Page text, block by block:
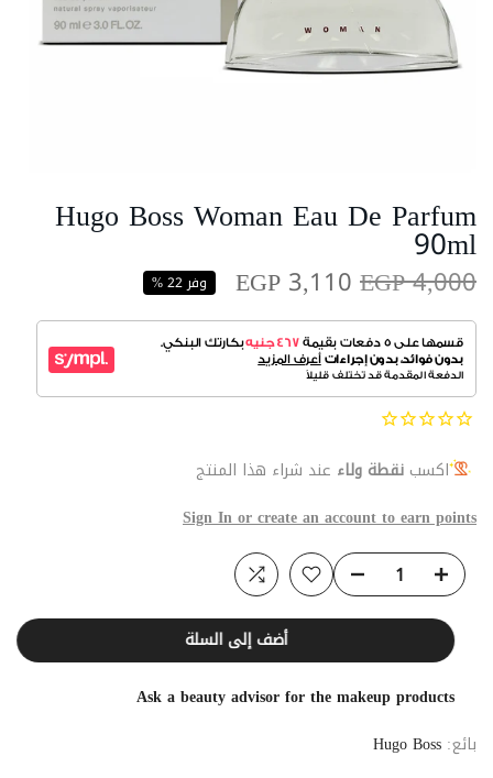
Hugo Boss Woman Eau De Parfum
90ml
EGP 4,000
EGP 3,110 وفر 22 %
اكسب نقطة ولاء عند شراء هذا المنتج
Sign In or create an account to earn points
أضف إلى السلة
Ask a beauty advisor for the makeup products
بائع: Hugo Boss